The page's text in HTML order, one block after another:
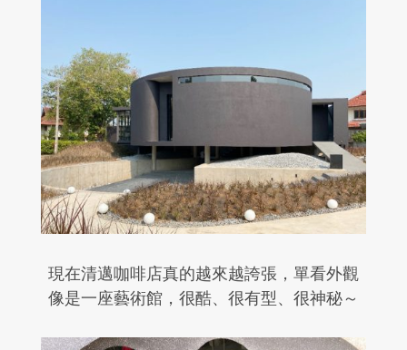
現在清邁咖啡店真的越來越誇張，單看外觀
像是一座藝術館，很酷、很有型、很神秘～